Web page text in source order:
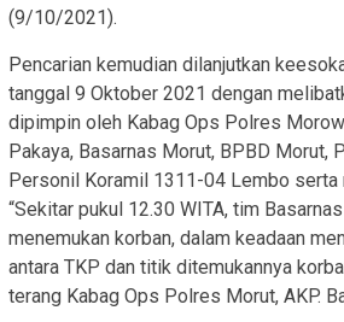
(9/10/2021).
Pencarian kemudian dilanjutkan
tanggal 9 Oktober 2021 dengan
dipimpin oleh Kabag Ops Polres
Pakaya, Basarnas Morut, BPBD Morut,
Personil Koramil 1311-04 Lembo serta
“Sekitar pukul 12.30 WITA, tim
menemukan korban, dalam keadaan
antara TKP dan titik ditemukannya
terang Kabag Ops Polres Morut, AKP.